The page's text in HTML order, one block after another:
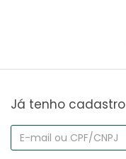
Já tenho cadastro